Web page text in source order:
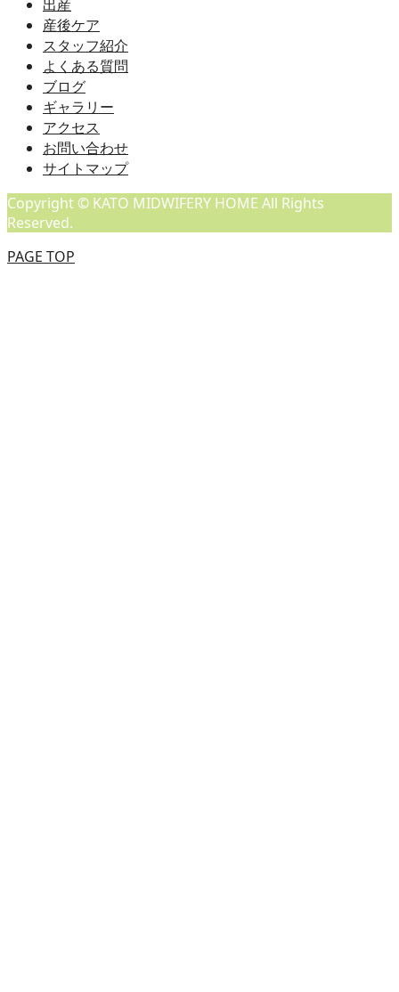
出産
産後ケア
スタッフ紹介
よくある質問
ブログ
ギャラリー
アクセス
お問い合わせ
サイトマップ
Copyright © KATO MIDWIFERY HOME All Rights
Reserved.
PAGE TOP